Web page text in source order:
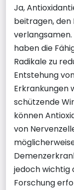
Ja,
beitragen, den
verlangsamen.
haben die
Radikale zu
Entstehung
Erkrankungen
schützende
können
von
jedoch wichtig
Forschung